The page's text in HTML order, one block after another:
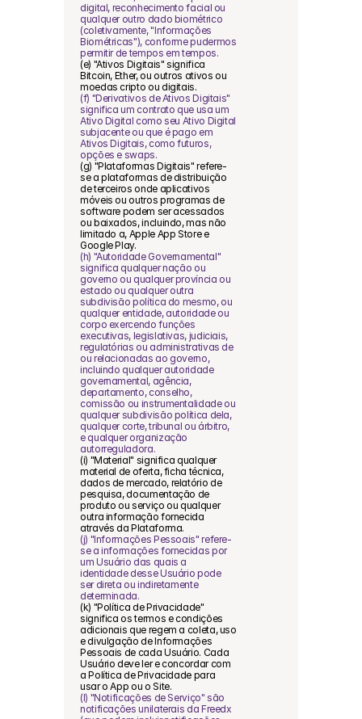
digital, reconhecimento facial ou
qualquer outro dado biométrico
(coletivamente, "Informações
Biométricas"), conforme pudermos
permitir de tempos em tempos.
(e) "Ativos Digitais" significa
Bitcoin, Ether, ou outros ativos ou
moedas cripto ou digitais.
(f) "Derivativos de Ativos Digitais"
significa um contrato que usa um
Ativo Digital como seu Ativo Digital
subjacente ou que é pago em
Ativos Digitais, como futuros,
opções e swaps.
(g) "Plataformas Digitais" refere-
se a plataformas de distribuição
de terceiros onde aplicativos
móveis ou outros programas de
software podem ser acessados
ou baixados, incluindo, mas não
limitado a, Apple App Store e
Google Play.
(h) "Autoridade Governamental"
significa qualquer nação ou
governo ou qualquer província ou
estado ou qualquer outra
subdivisão política do mesmo, ou
qualquer entidade, autoridade ou
corpo exercendo funções
executivas, legislativas, judiciais,
regulatórias ou administrativas de
ou relacionadas ao governo,
incluindo qualquer autoridade
governamental, agência,
departamento, conselho,
comissão ou instrumentalidade ou
qualquer subdivisão política dela,
qualquer corte, tribunal ou árbitro,
e qualquer organização
autorreguladora.
(i) "Material" significa qualquer
material de oferta, ficha técnica,
dados de mercado, relatório de
pesquisa, documentação de
produto ou serviço ou qualquer
outra informação fornecida
através da Plataforma.
(j) "Informações Pessoais" refere-
se a informações fornecidas por
um Usuário das quais a
identidade desse Usuário pode
ser direta ou indiretamente
determinada.
(k) "Política de Privacidade"
significa os termos e condições
adicionais que regem a coleta, uso
e divulgação de Informações
Pessoais de cada Usuário. Cada
Usuário deve ler e concordar com
a Política de Privacidade para
usar o App ou o Site.
(l) "Notificações de Serviço" são
notificações unilaterais da Freedx